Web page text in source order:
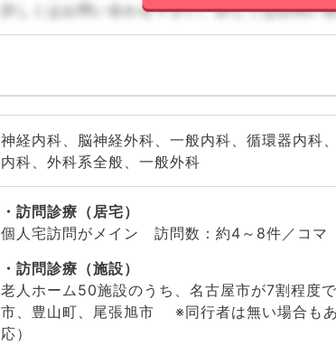
詳しくはお問い合わせ下さい。詳しくはお問い
神経内科、脳神経外科、一般内科、循環器内科
内科、外科系全般、一般外科
訪問診療（居宅）
個人宅訪問がメイン 訪問数：約4～8件／コ
訪問診療（施設）
老人ホーム50施設のうち、名古屋市が7割程度
市、豊山町、尾張旭市 ※同行者は無い場合も
応）